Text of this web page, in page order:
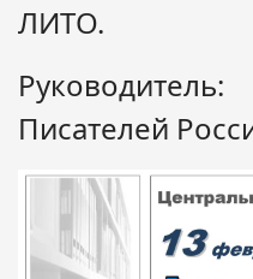
ЛИТО.
Писателей